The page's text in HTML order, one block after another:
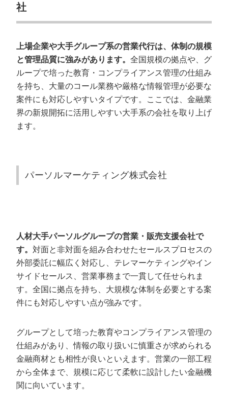
社
上場企業や大手グループ系の営業代行は、体制の規模
と管理品質に強みがあります。 全国規模の拠点や、グ
ループで培った教育・コンプライアンス管理の仕組み
を持ち、大量のコール業務や厳格な情報管理が必要な
案件にも対応しやすいタイプです。ここでは、金融業
界の新規開拓に活用しやすい大手系の会社を取り上げ
ます。
パーソルマーケティング株式会社
人材大手パーソルグループの営業・販売支援会社で
す。 対面と非対面を組み合わせたセールスプロセスの
外部委託に幅広く対応し、テレマーケティングやイン
サイドセールス、営業事務まで一貫して任せられま
す。全国に拠点を持ち、大規模な体制を必要とする案
件にも対応しやすい点が強みです。
グループとして培った教育やコンプライアンス管理の
仕組みがあり、情報の取り扱いに慎重さが求められる
金融商材とも相性が良いといえます。営業の一部工程
から全体まで、規模に応じて柔軟に設計したい金融機
関に向いています。